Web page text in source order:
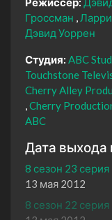
Гроссман
Дэвид Уоррен
Студия: ABC
Touchstone
Cherry Alley
Cherry
ABC
Дата выхода
8 сезон 23 серия
13 мая 2012
8 сезон 22 серия